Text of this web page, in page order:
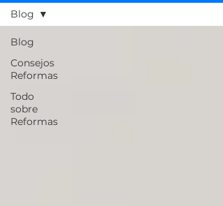
Blog
Consejos
Reformas
Todo
sobre
Reformas
Blog